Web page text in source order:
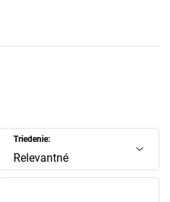
Triedenie:
Relevantné